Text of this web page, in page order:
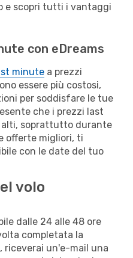
e scopri tutti i vantaggi
con eDreams
minute a prezzi
essere più costosi,
per soddisfare le tue
che i prezzi last
alti, soprattutto durante
offerte migliori, ti
con le date del tuo
volo
dalle 24 alle 48 ore
completata la
riceverai un'e-mail una